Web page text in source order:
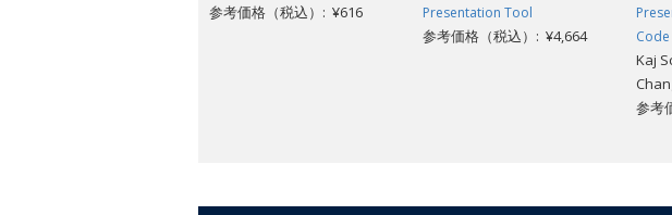
参考価格（税込）: ¥616
Presentation Tool
参考価格（税込）: ¥4,664
Code
Kaj
参考